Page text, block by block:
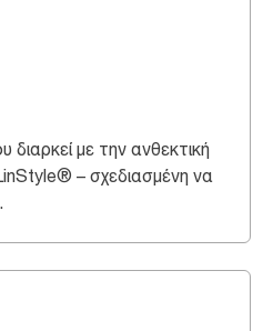
με την ανθεκτική
– σχεδιασμένη να